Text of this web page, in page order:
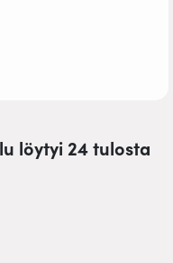
löytyi 24 tulosta